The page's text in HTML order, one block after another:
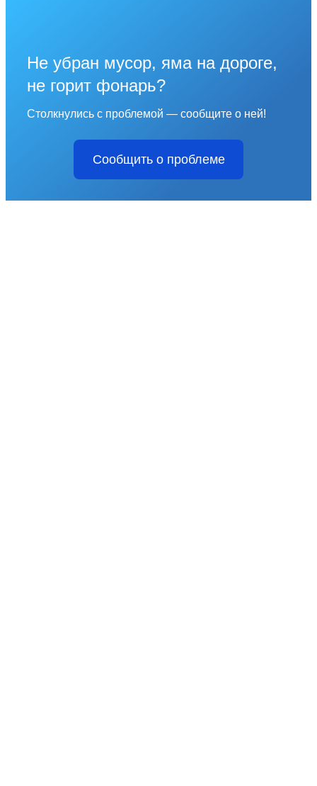
Не убран мусор, яма на дороге,
не горит фонарь?
Столкнулись с проблемой — сообщите о ней!
Сообщить о проблеме